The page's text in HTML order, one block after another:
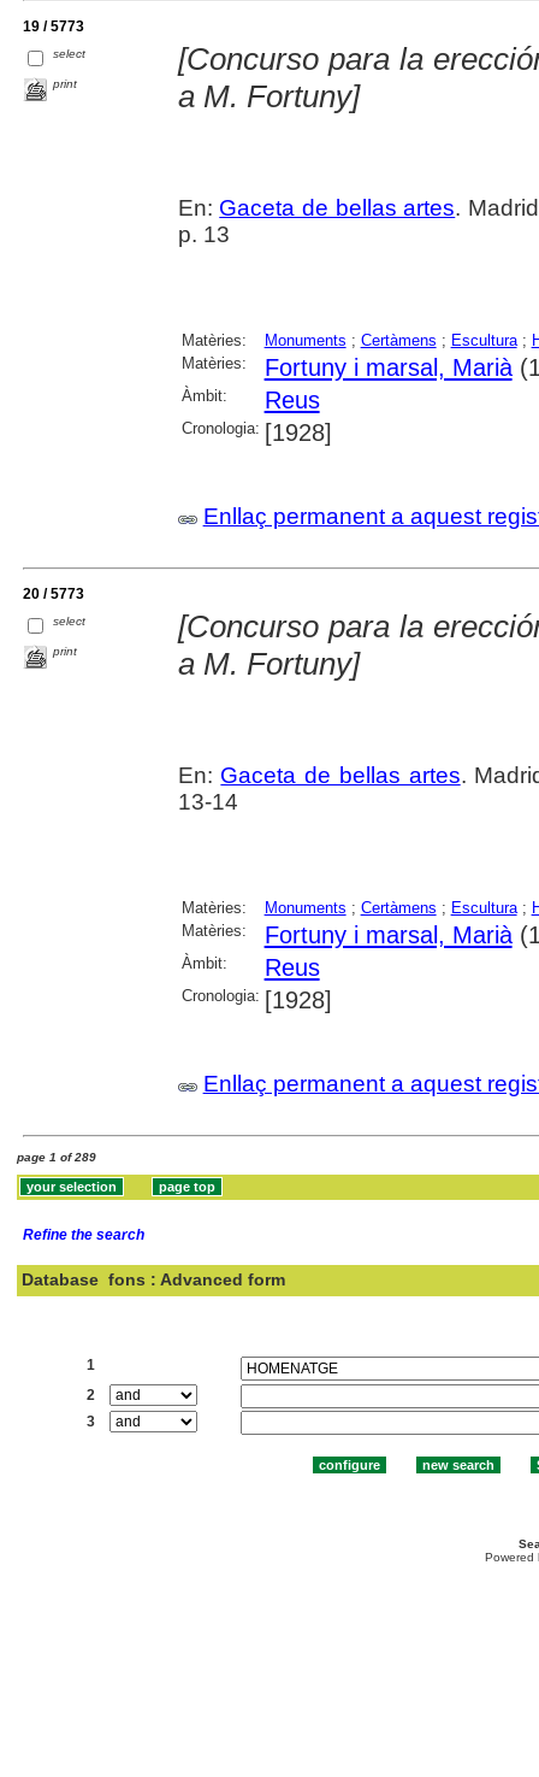
19 / 5773
select
print
[Concurso para la
a M. Fortuny]
En: Gaceta de bellas artes.
p. 13
Matèries: Monuments ; Certàmens ; Escultura;
Matèries:
Fortuny i marsal, Marià
Àmbit: Reus
Cronologia: [1928]
Enllaç permanent a aquest
20 / 5773
select
print
[Concurso para la
a M. Fortuny]
En: Gaceta de bellas artes.
13-14
Matèries: Monuments ; Certàmens ; Escultura;
Matèries:
Fortuny i marsal, Marià
Àmbit: Reus
Cronologia: [1928]
Enllaç permanent a aquest
page 1 of 289
Refine the search
Database fons : Advanced form
1
2
3